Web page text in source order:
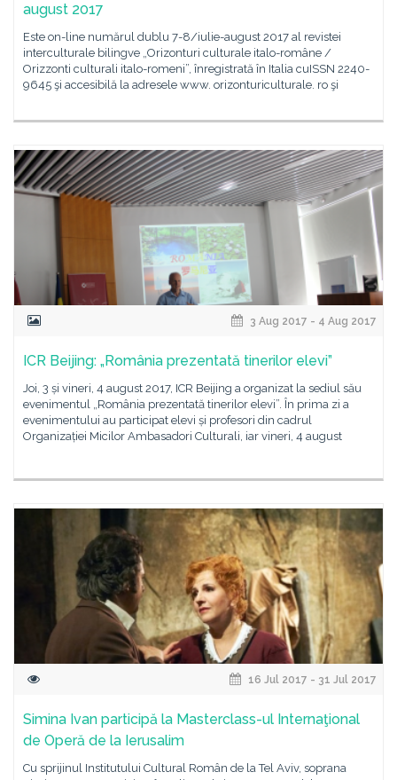
august 2017
Este on-line numărul dublu 7-8/iulie-august 2017 al revistei
interculturale bilingve „Orizonturi culturale italo-române /
Orizzonti culturali italo-romeni”, înregistrată în Italia cuISSN 2240-
9645 şi accesibilă la adresele www. orizonturiculturale. ro şi
3 Aug 2017 - 4 Aug 2017
ICR Beijing: „România prezentată tinerilor elevi”
Joi, 3 și vineri, 4 august 2017, ICR Beijing a organizat la sediul său
evenimentul „România prezentată tinerilor elevi”. În prima zi a
evenimentului au participat elevi și profesori din cadrul
Organizației Micilor Ambasadori Culturali, iar vineri, 4 august
16 Jul 2017 - 31 Jul 2017
Simina Ivan participă la Masterclass-ul Internaţional
de Operă de la Ierusalim
Cu sprijinul Institutului Cultural Român de la Tel Aviv, soprana